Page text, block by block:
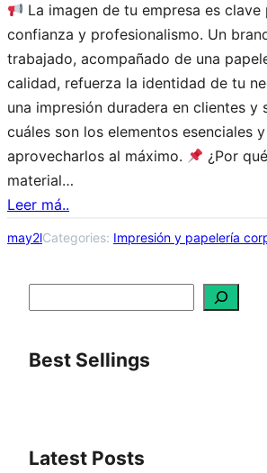
La imagen de tu empresa es
confianza y profesionalismo. Un
trabajado, acompañado de una
calidad, refuerza la identidad de tu
una impresión duradera en clientes y
cuáles son los elementos esenciales
aprovecharlos al máximo.
¿Por
material…
Leer má..
may2lCategories: Impresión y papelería
B
a
Best Sellings
Latest Posts